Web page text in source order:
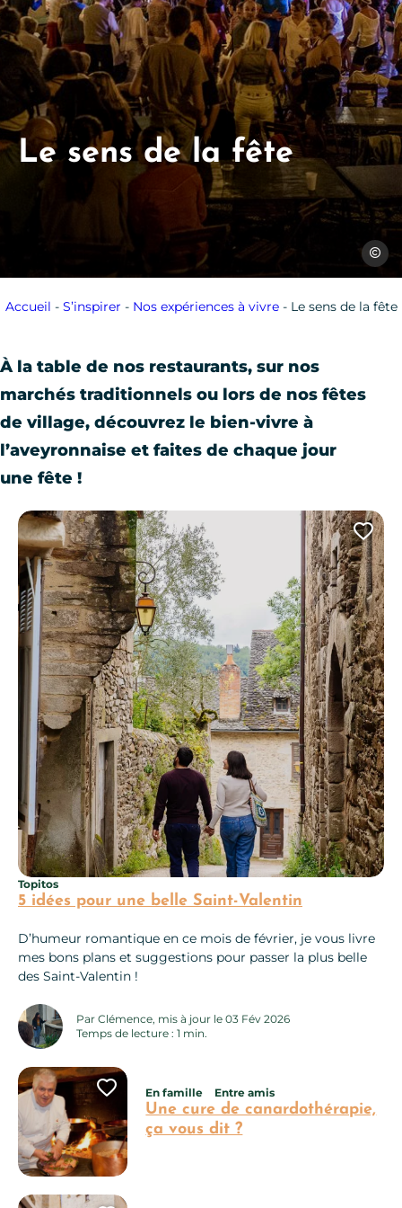
Sylvie
Le sens de la fête
Accueil - S’inspirer - Nos expériences à vivre- Le sens de la fête
À la table de nos restaurants, sur nos
marchés traditionnels ou lors de nos fêtes
de village, découvrez le bien-vivre à
l’aveyronnaise et faites de chaque jour
une fête !
5 idées pour une belle Saint-Valentin
Topitos
D’humeur romantique en ce mois de février, je vous livre
mes bons plans et suggestions pour passer la plus belle
des Saint-Valentin !
Par Clémence, mis à jour le 03 Fév 2026
Temps de lecture : 1 min.
Une cure de canardothérapie,
ça vous dit ?
En famille Entre amis
Ajouter cette page au carnet